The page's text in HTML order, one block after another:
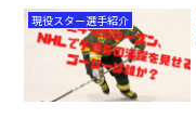
現役スター選手紹介